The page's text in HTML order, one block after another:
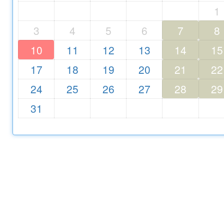
1
3
4 5 6 7
8
10
11 12 13 14
15
17
18 19 20 21
22
24
25 26 27 28
29
31